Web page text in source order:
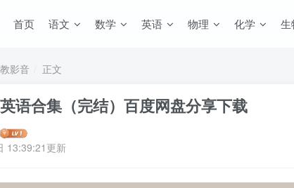
首页 语文 数学 英语 物理 化学 生
影音 正文
语合集（完结）百度网盘分享下载
13:39:21更新